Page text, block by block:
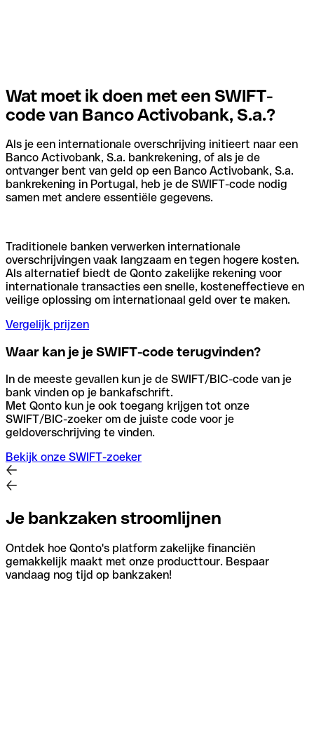
Wat moet ik doen met een SWIFT-
code van Banco Activobank, S.a.?
Als je een internationale overschrijving initieert naar een
Banco Activobank, S.a. bankrekening, of als je de
ontvanger bent van geld op een Banco Activobank, S.a.
bankrekening in Portugal, heb je de SWIFT-code nodig
samen met andere essentiële gegevens.
Traditionele banken verwerken internationale
overschrijvingen vaak langzaam en tegen hogere kosten.
Als alternatief biedt de Qonto zakelijke rekening voor
internationale transacties een snelle, kosteneffectieve en
veilige oplossing om internationaal geld over te maken.
Vergelijk prijzen
Waar kan je je SWIFT-code terugvinden?
In de meeste gevallen kun je de SWIFT/BIC-code van je
bank vinden op je bankafschrift.
Met Qonto kun je ook toegang krijgen tot onze
SWIFT/BIC-zoeker om de juiste code voor je
geldoverschrijving te vinden.
Bekijk onze SWIFT-zoeker
Je bankzaken stroomlijnen
Ontdek hoe Qonto's platform zakelijke financiën
gemakkelijk maakt met onze producttour. Bespaar
vandaag nog tijd op bankzaken!